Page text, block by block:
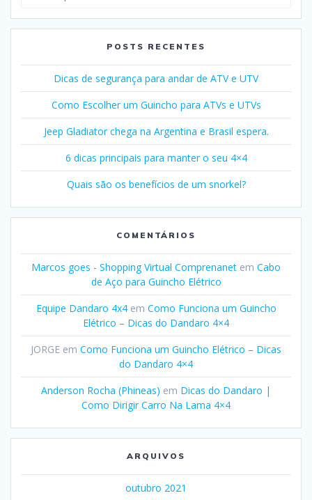
POSTS RECENTES
Dicas de segurança para andar de ATV e UTV
Como Escolher um Guincho para ATVs e UTVs
Jeep Gladiator chega na Argentina e Brasil espera.
6 dicas principais para manter o seu 4×4
Quais são os benefícios de um snorkel?
COMENTÁRIOS
Marcos goes - Shopping Virtual Comprenanet em Cabo
de Aço para Guincho Elétrico
Equipe Dandaro 4x4em Como Funciona um Guincho
Elétrico – Dicas do Dandaro 4×4
JORGE em Como Funciona um Guincho Elétrico – Dicas
do Dandaro 4×4
Anderson Rocha (Phineas) em Dicas do Dandaro |
Como Dirigir Carro Na Lama 4×4
ARQUIVOS
outubro 2021